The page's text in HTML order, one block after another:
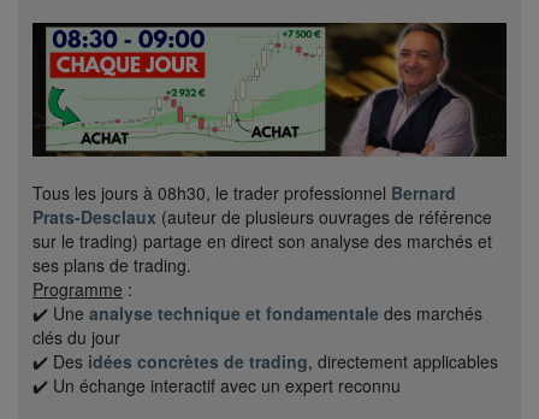
Tous les jours à 08h30, le trader professionnel Bernard
Prats-Desclaux (auteur de plusieurs ouvrages de référence
sur le trading) partage en direct son analyse des marchés et
ses plans de trading.
Programme :
✔️ Une analyse technique et fondamentale des marchés
clés du jour
✔️ Des idées concrètes de trading, directement applicables
✔️ Un échange interactif avec un expert reconnu